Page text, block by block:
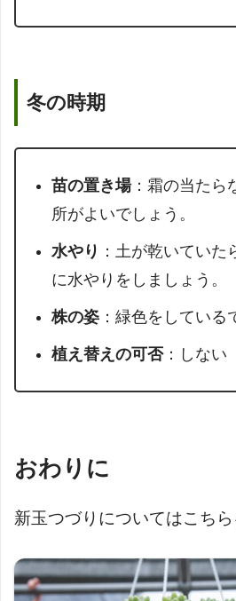
冬の時期
苗の置き場：霜の当たら
所がよいでしょう。
水やり ：土が乾いていた
に水やりをしましょう。
株の姿：緑色をしている
植え替えの可否：しない
おわりに
新玉つづりについてはこちら